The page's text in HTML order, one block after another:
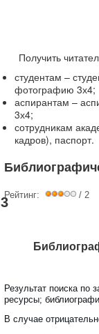
3
Получить
студентам –
фотографию 3х4;
аспирантам –
3х4;
сотрудникам
кадров), паспорт.
Рейтинг: / 2
Результат поиска по
ресурсы;
В случае